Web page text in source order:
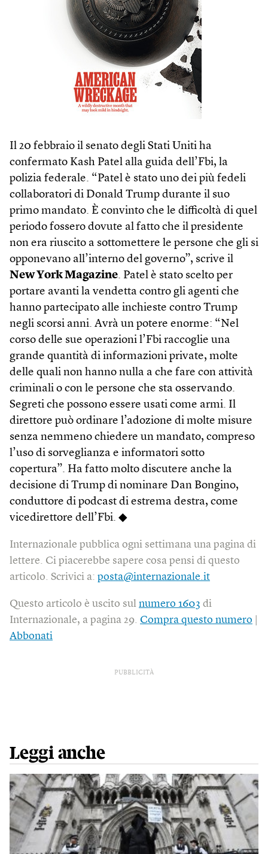
Il 20 febbraio il senato degli Stati Uniti ha
confermato Kash Patel alla guida dell’Fbi, la
polizia federale. “Patel è stato uno dei più fedeli
collaboratori di Donald Trump durante il suo
primo mandato. È convinto che le difficoltà di quel
periodo fossero dovute al fatto che il presidente
non era riuscito a sottomettere le persone che gli si
opponevano all’interno del governo”, scrive il
New York Magazine. Patel è stato scelto per
portare avanti la vendetta contro gli agenti che
hanno partecipato alle inchieste contro Trump
negli scorsi anni. Avrà un potere enorme: “Nel
corso delle sue operazioni l’Fbi raccoglie una
grande quantità di informazioni private, molte
delle quali non hanno nulla a che fare con attività
criminali o con le persone che sta osservando.
Segreti che possono essere usati come armi. Il
direttore può ordinare l’adozione di molte misure
senza nemmeno chiedere un mandato, compreso
l’uso di sorveglianza e informatori sotto
copertura”. Ha fatto molto discutere anche la
decisione di Trump di nominare Dan Bongino,
conduttore di podcast di estrema destra, come
vicedirettore dell’Fbi. ◆
Internazionale pubblica ogni settimana una pagina di
lettere. Ci piacerebbe sapere cosa pensi di questo
articolo. Scrivici a: posta@internazionale.it
Questo articolo è uscito sul numero 1603 di
Internazionale, a pagina 29. Compra questo numero
Abbonati
PUBBLICITÀ
Leggi anche